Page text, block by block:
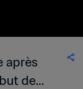
après
de